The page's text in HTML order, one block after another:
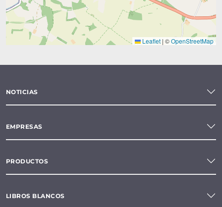
Leaflet | ©OpenStreetMap
NOTICIAS
EMPRESAS
PRODUCTOS
LIBROS BLANCOS